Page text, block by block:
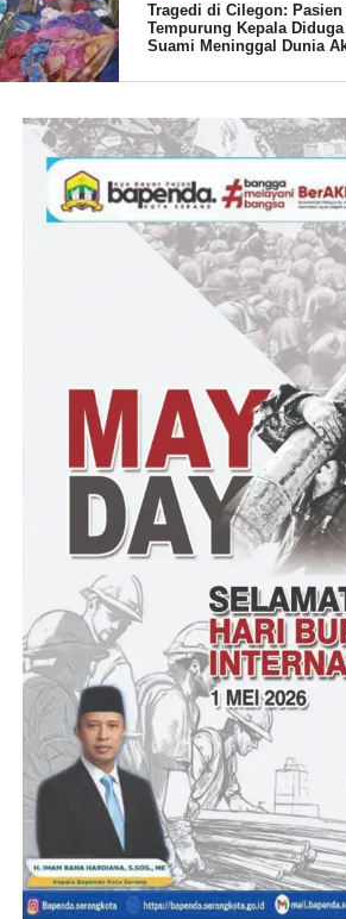
Warnasari menjelaskan, karena Lurah
terus kita para kader KCM Ibu-ibunya
ibu Lurahnya, maka hari ini kita seluruh
mengadakan forum silaturahmi dan
Ibu-ibu kadernya saling mengenal,”
Ditempat yang sama Niken Bidan
menambahkan, terkait kasus stunting di
Warnasari alhamdulillah sudah berkurang
Ibu-ibu kader yang selalu semangat
masyarakat di posyandu bagimana
kesehatan, dan hari ini kita kumpul
rangka silaturahmi karena ada beberapa
Tutupnya.
Irul – RG
Post Views: 19
Tragedi di Cilegon: Pasien
Tempurung Kepala
Suami Meninggal Dunia